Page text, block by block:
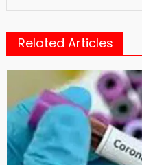
Related Articles